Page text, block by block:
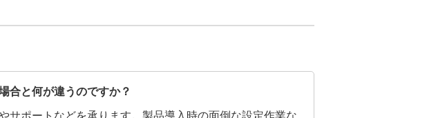
合と何が違うのですか？
サポートなどを承ります。製品導入時の面倒な設定作業な